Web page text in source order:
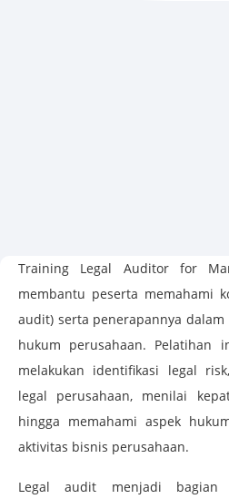
Training Legal Auditor for
membantu peserta memahami
audit) serta penerapannya
hukum perusahaan. Pelatihan
melakukan identifikasi legal
legal perusahaan, menilai
hingga memahami aspek
aktivitas bisnis perusahaan.
Legal audit menjadi bagian